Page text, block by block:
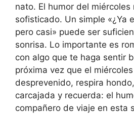
nato. El humor del
sofisticado. Un simple «¿Ya
pero casi» puede ser
sonrisa. Lo importante es
con algo que te haga sentir
próxima vez que el
desprevenido, respira
carcajada y recuerda: el
compañero de viaje en esta